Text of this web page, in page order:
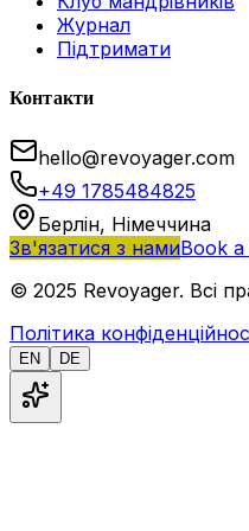
Журнал
Підтримати
Контакти
hello@revoyager.com
+49 1785484825
Берлін, Німеччина
Зв'язатися з намиBook a
© 2025 Revoyager. Всі
Політика
EN DE